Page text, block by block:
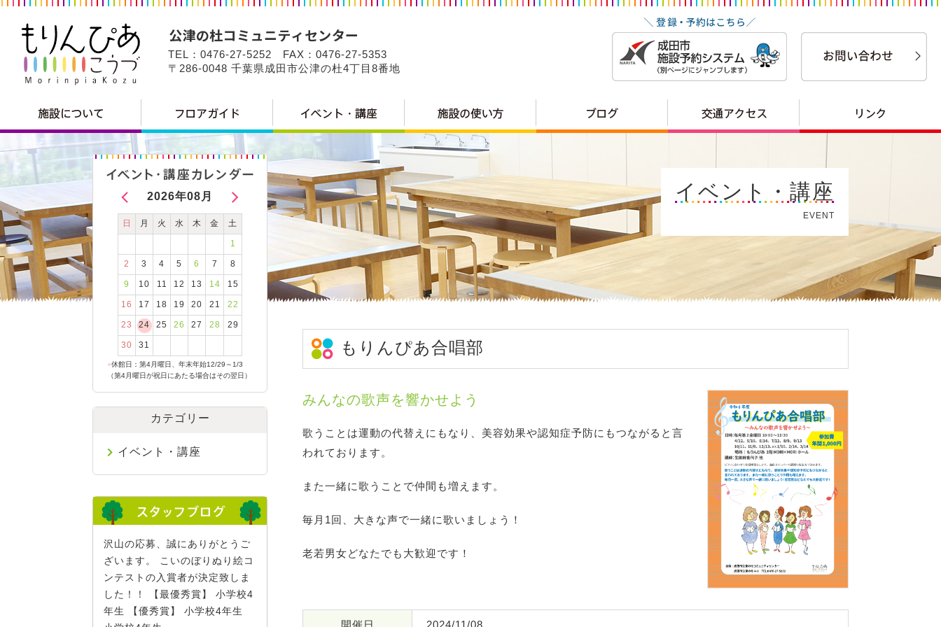
TEL：0476-27-5252 FAX：0476-27-5353
〒286-0048 千葉県成田市公津の杜4丁目8番地
イベント・講座
EVENT
もりんぴあ合唱部
みんなの歌声を響かせよう
歌うことは運動の代替えにもなり、美容効果や認知症予防にもつながると言
われております。
また一緒に歌うことで仲間も増えます。
毎月1回、大きな声で一緒に歌いましょう！
老若男女どなたでも大歓迎です！
開催日 2024/11/08
2026年08月
日 月 火 水 木 金 土
1
2 3 4 5 6 7 8
9 10 11 12 13 14 15
16 17 18 19 20 21 22
23 24 25 26 27 28 29
30 31
●休館日：第4月曜日、年末年始12/29～1/3
（第4月曜日が祝日にあたる場合はその翌日）
カテゴリー
イベント・講座
沢山の応募、誠にありがとうご
ざいます。 こいのぼりぬり絵コ
ンテストの入賞者が決定致しま
した！！ 【最優秀賞】 小学校4
年生 【優秀賞】 小学校4年生